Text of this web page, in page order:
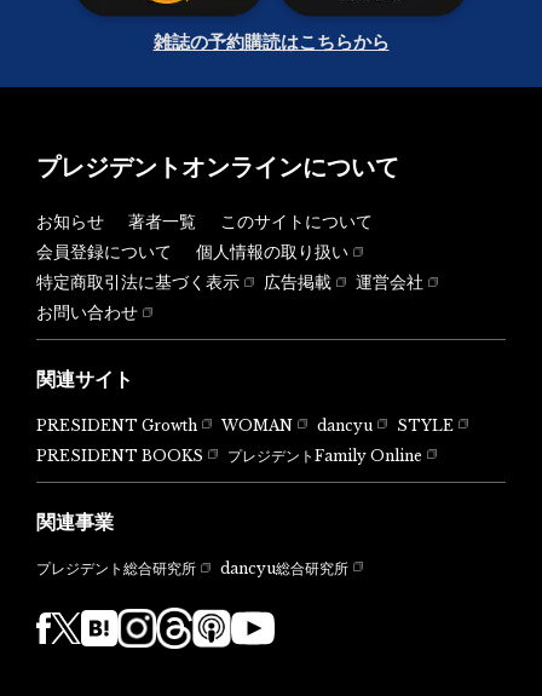
雑誌の予約購読はこちらから
プレジデントオンラインについて
お知らせ 著者一覧
このサイトについて
会員登録について
個人情報の取り扱い
特定商取引法に基づく表示
広告掲載
運営会社
お問い合わせ
関連サイト
PRESIDENT Growth WOMAN dancyu
STYLE
PRESIDENT BOOKS
プレジデントFamily Online
関連事業
プレジデント総合研究所 dancyu総合研究所